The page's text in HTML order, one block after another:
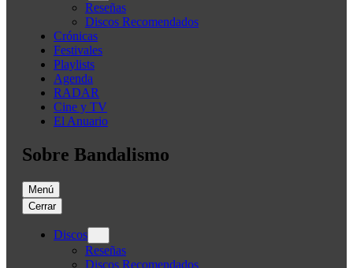
Reseñas
Discos Recomendados
Crónicas
Festivales
Playlists
Agenda
RADAR
Cine y TV
El Anuario
Sobre Bandalismo
Menú
Cerrar
Discos
Reseñas
Discos Recomendados